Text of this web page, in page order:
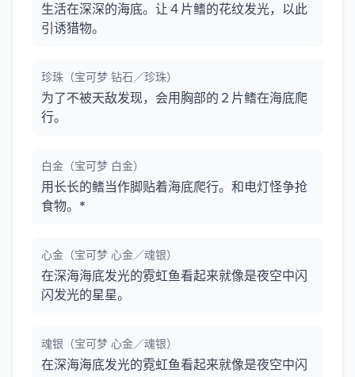
生活在深深的海底。让４片鳍的花纹发光，以此
引诱猎物。
珍珠（宝可梦 钻石／珍珠）
为了不被天敌发现，会用胸部的２片鳍在海底爬
行。
白金（宝可梦 白金）
用长长的鳍当作脚贴着海底爬行。和电灯怪争抢
食物。*
心金（宝可梦 心金／魂银）
在深海海底发光的霓虹鱼看起来就像是夜空中闪
闪发光的星星。
魂银（宝可梦 心金／魂银）
在深海海底发光的霓虹鱼看起来就像是夜空中闪